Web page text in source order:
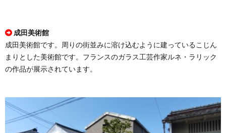
成田美術館
成田美術館です。周りの街並みに溶け込むように建っているこじん
まりとした美術館です。フランスのガラス工芸作家ルネ・ラリック
の作品が展示されています。